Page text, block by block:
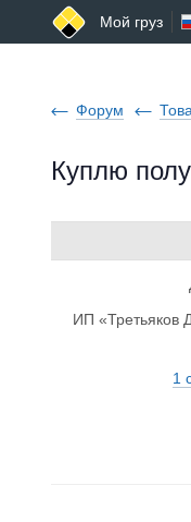
Мой груз
Форум
Куплю
ИП «Третьяков
1